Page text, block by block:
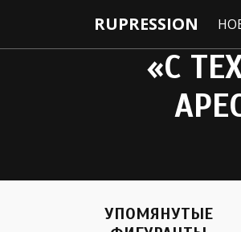
RUPRESSION
«С
УПОМЯНУТЫЕ